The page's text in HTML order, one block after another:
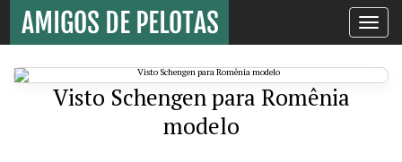
Toggle
Visto Schengen para Romênia
modelo